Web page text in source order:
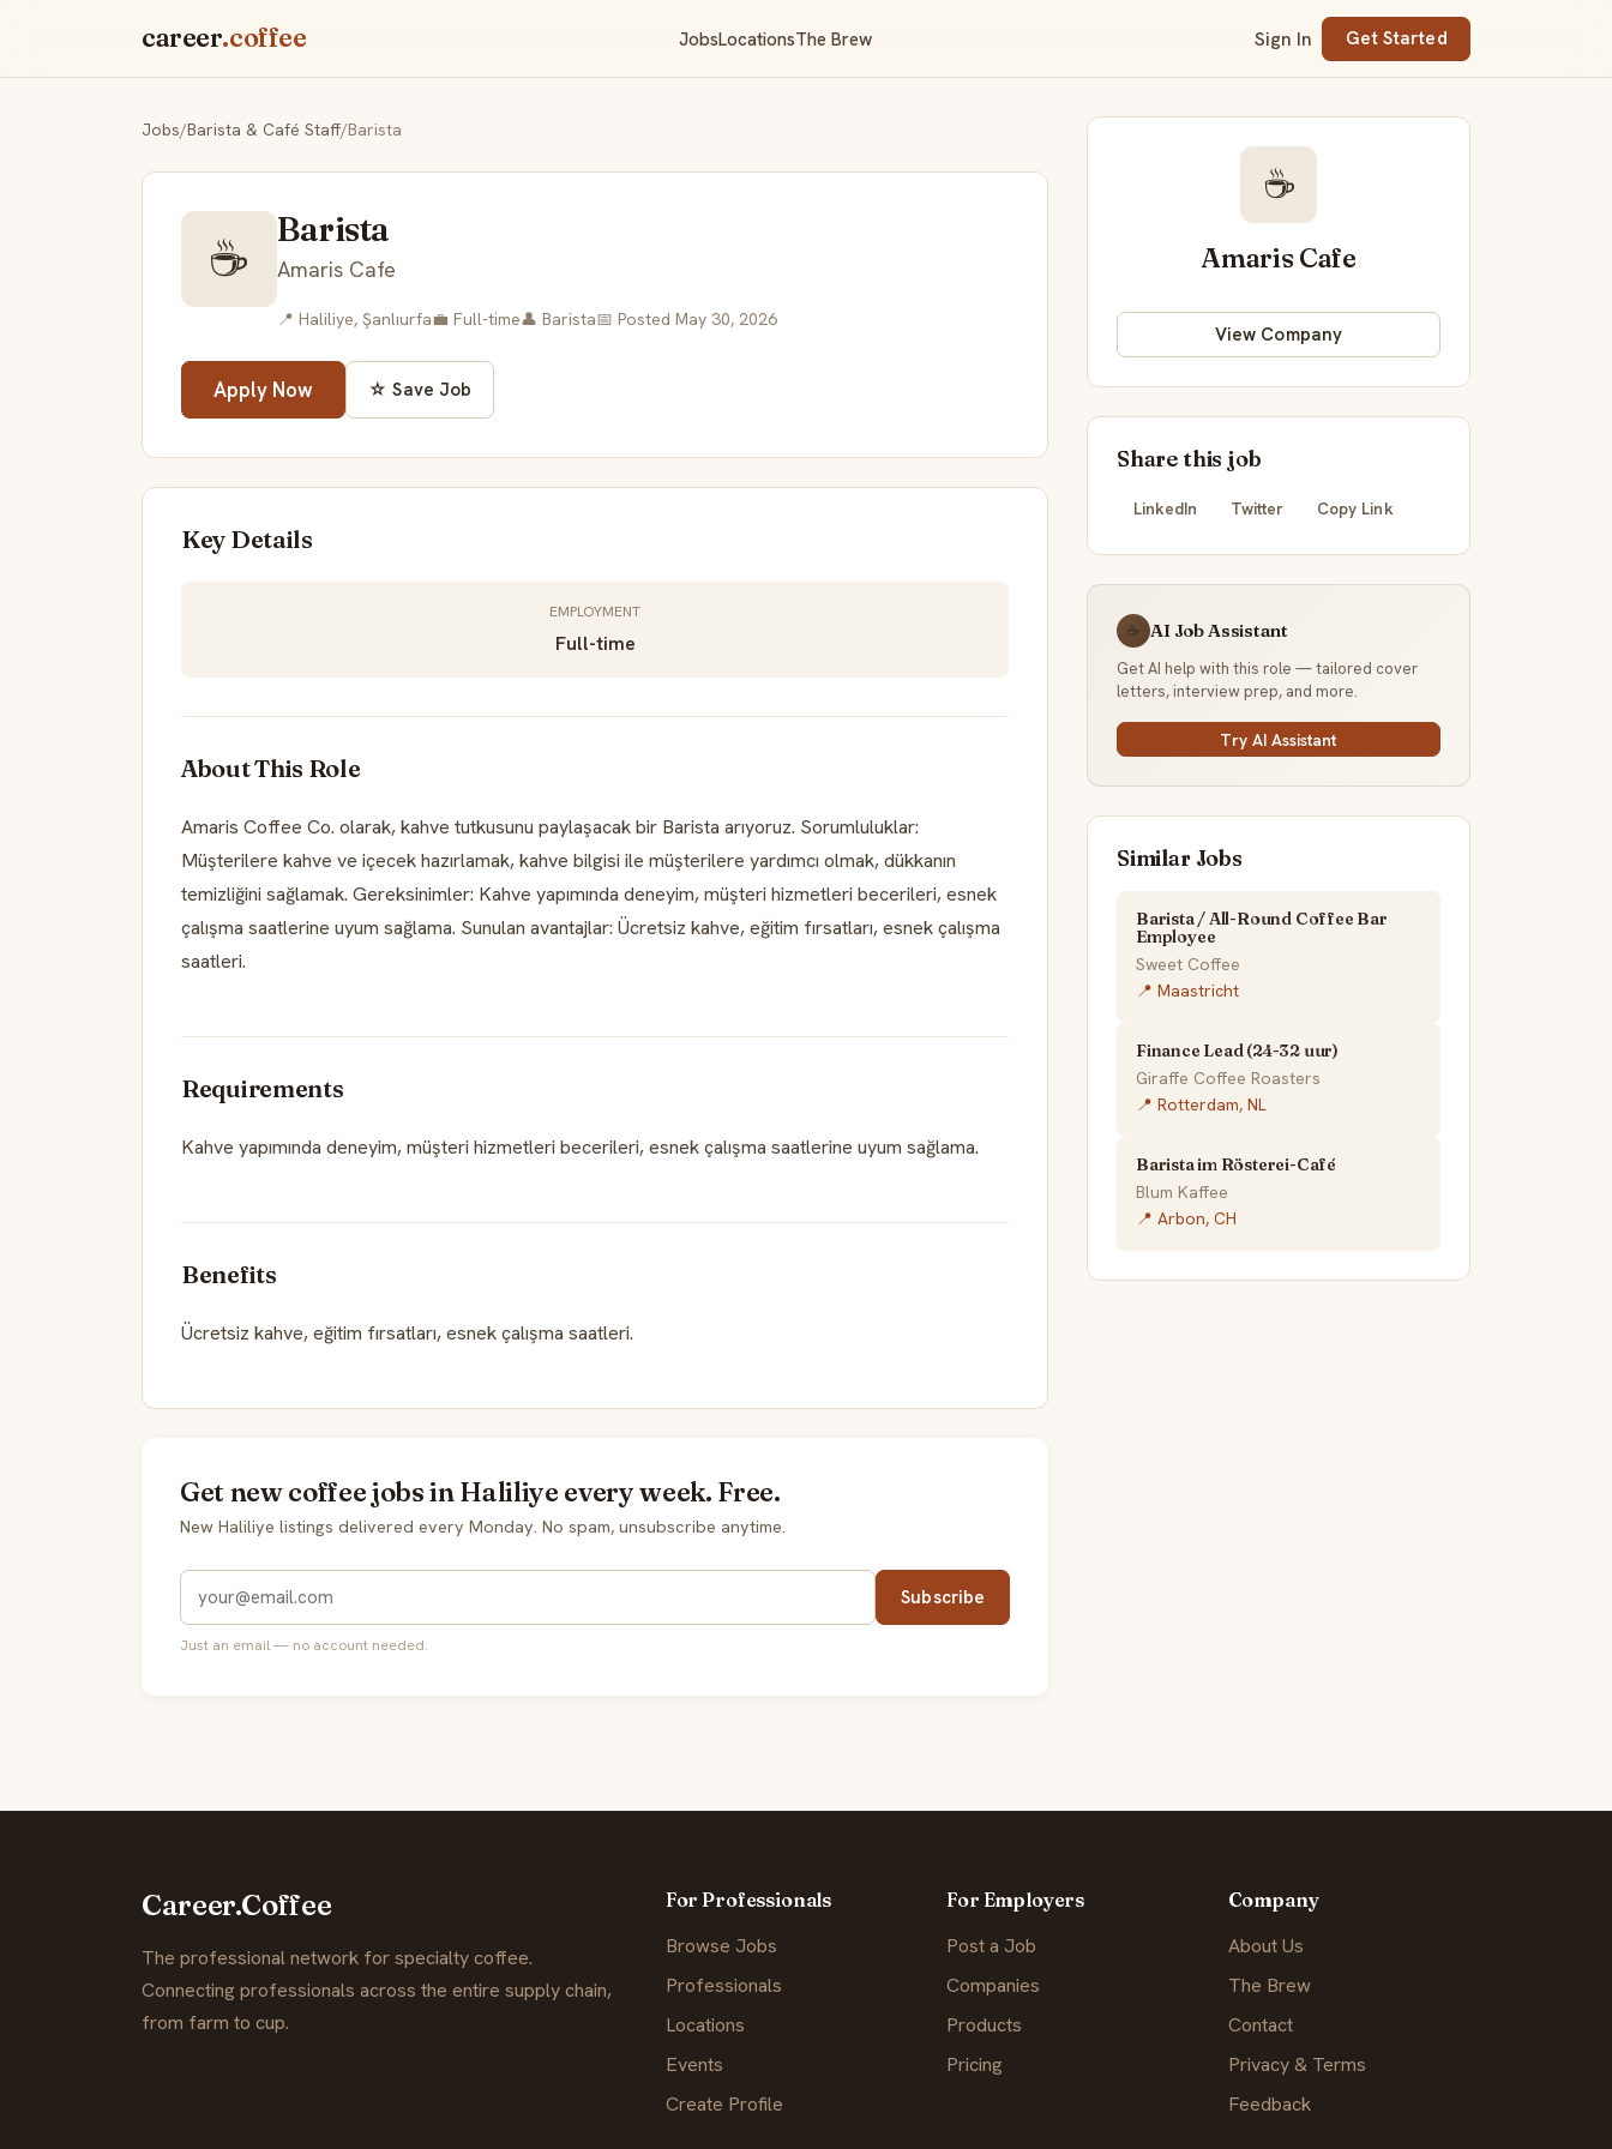
career.coffee JobsLocationsThe Brew Sign In Get Started
Jobs/Barista & Café Staff/Barista
☕ Barista
Amaris Cafe
📍 Haliliye, Şanlıurfa💼 Full-time👤 Barista📅 Posted May 30, 2026
Apply Now ☆ Save Job
Key Details
EMPLOYMENT
Full-time
About This Role
Amaris Coffee Co. olarak, kahve tutkusunu paylaşacak bir Barista arıyoruz. Sorumluluklar:
Müşterilere kahve ve içecek hazırlamak, kahve bilgisi ile müşterilere yardımcı olmak, dükkanın
temizliğini sağlamak. Gereksinimler: Kahve yapımında deneyim, müşteri hizmetleri becerileri, esnek
çalışma saatlerine uyum sağlama. Sunulan avantajlar: Ücretsiz kahve, eğitim fırsatları, esnek çalışma
saatleri.
Requirements
Kahve yapımında deneyim, müşteri hizmetleri becerileri, esnek çalışma saatlerine uyum sağlama.
Benefits
Ücretsiz kahve, eğitim fırsatları, esnek çalışma saatleri.
Get new coffee jobs in Haliliye every week. Free.
New Haliliye listings delivered every Monday. No spam, unsubscribe anytime.
Subscribe
Just an email — no account needed.
☕
Amaris Cafe
View Company
Share this job
LinkedIn Twitter Copy Link
☕ AI Job Assistant
Get AI help with this role — tailored cover
letters, interview prep, and more.
Try AI Assistant
Similar Jobs
Barista / All-Round Coffee Bar
Employee
Sweet Coffee
📍 Maastricht
Finance Lead (24-32 uur)
Giraffe Coffee Roasters
📍 Rotterdam, NL
Barista im Rösterei-Café
Blum Kaffee
📍 Arbon, CH
Career.Coffee
The professional network for specialty coffee.
Connecting professionals across the entire supply chain,
from farm to cup.
For Professionals
Browse Jobs
Professionals
Locations
Events
Create Profile
For Employers
Post a Job
Companies
Products
Pricing
Company
About Us
The Brew
Contact
Privacy & Terms
Feedback